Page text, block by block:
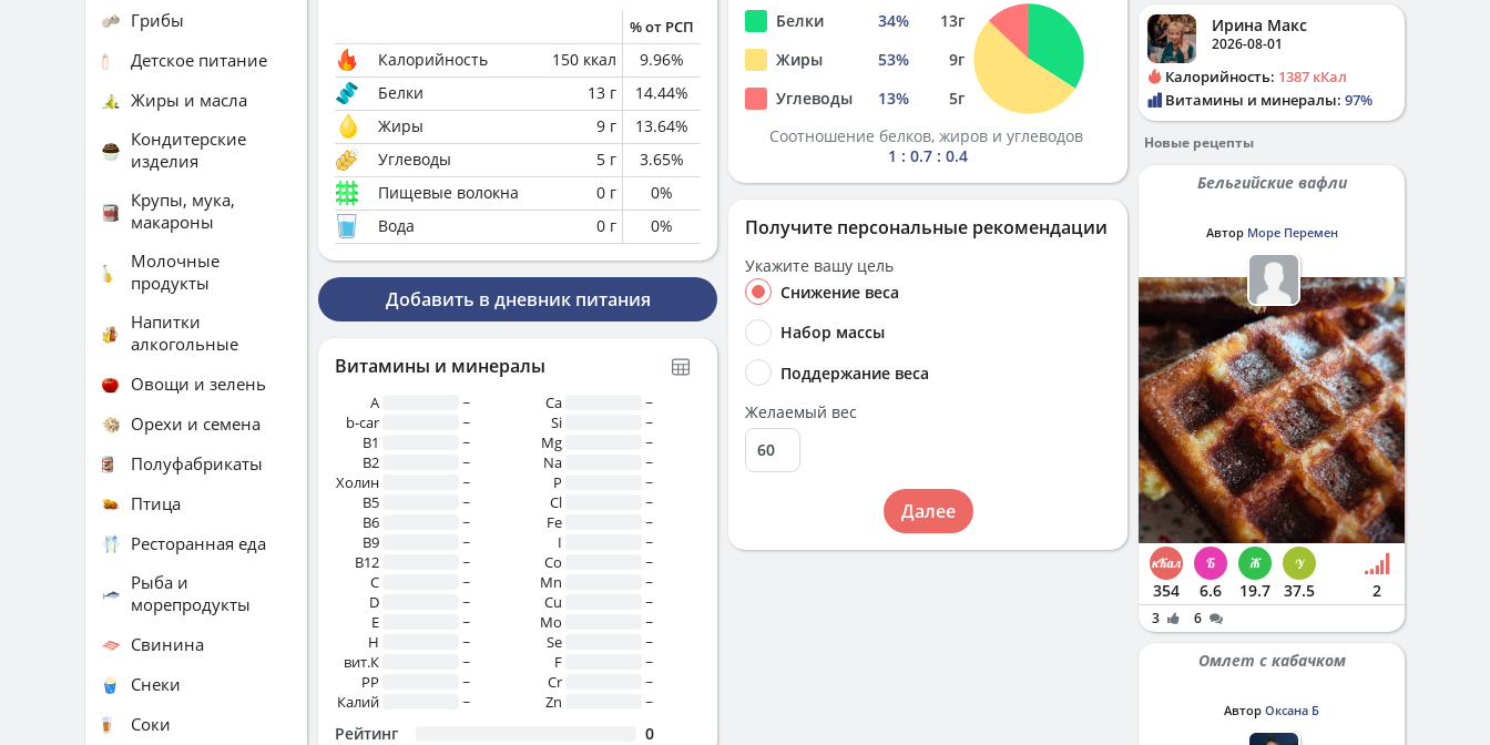
% от РСП
Калорийность 150 ккал 9.96%
Белки
13 г 14.44%
Жиры
9 г 13.64%
Углеводы
5 г 3.65%
Пищевые волокна
0 г 0%
Вода
0 г 0%
Добавить в дневник питания
Витамины и минералы
A
~
b-car
~
В1
~
B2
~
Холин
~
B5
~
B6
~
B9
~
B12
~
C
~
D
~
E
~
H
~
вит.К
~
PP
~
Калий
~
Ca
~
Si
~
Mg
~
Na
~
P
~
Cl
~
Fe
~
I
~
Co
~
Mn
~
Cu
~
Mo
~
Se
~
F
~
Cr
~
Zn
~
Рейтинг 0
Белки 34% 13г
Жиры
53% 9г
Углеводы
13% 5г
Соотношение белков, жиров и углеводов
1 : 0.7 : 0.4
Получите персональные рекомендации
Укажите вашу цель
Снижение веса
Набор массы
Поддержание веса
Желаемый вес
Далее
Грибы
Детское питание
Жиры и масла
Кондитерские
изделия
Крупы, мука,
макароны
Молочные
продукты
Напитки
алкогольные
Овощи и зелень
Орехи и семена
Полуфабрикаты
Птица
Ресторанная еда
Рыба и
морепродукты
Свинина
Снеки
Соки
Ирина Макс
2026-08-01
Калорийность: 1387 кКал
Витамины и минералы: 97%
Новые рецепты
Бельгийские вафли
Автор Море Перемен
354 6.6 19.7 37.5 2
3 6
Омлет с кабачком
Автор Оксана Б